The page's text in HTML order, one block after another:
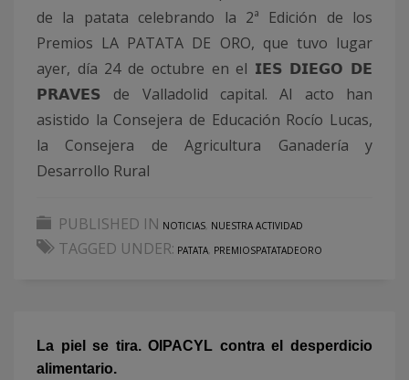
de la patata celebrando la 2ª Edición de los
Premios LA PATATA DE ORO, que tuvo lugar
ayer, día 24 de octubre en el 𝗜𝗘𝗦 𝗗𝗜𝗘𝗚𝗢 𝗗𝗘
𝗣𝗥𝗔𝗩𝗘𝗦 de Valladolid capital. Al acto han
asistido la Consejera de Educación Rocío Lucas,
la Consejera de Agricultura Ganadería y
Desarrollo Rural
PUBLISHED IN NOTICIAS, NUESTRA ACTIVIDAD
TAGGED UNDER: PATATA, PREMIOSPATATADEORO
La piel se tira. OIPACYL contra el desperdicio
alimentario.